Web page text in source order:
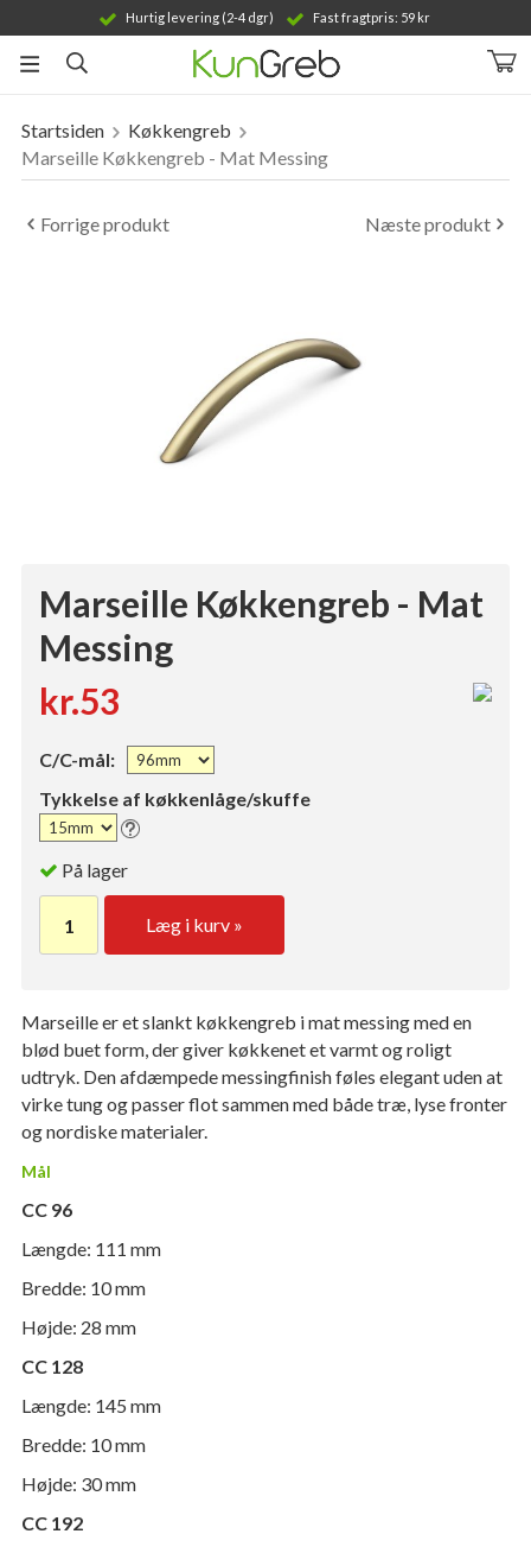
Hurtig levering (2-4 dgr) Fast fragtpris: 59 kr
Produktet er blevet tilføjet til din indkøbskurv
Startsiden
Køkkengreb
Marseille Køkkengreb - Mat Messing
Forrige produkt Næste produkt
Marseille Køkkengreb - Mat
Messing
kr.53
C/C-mål:
Tykkelse af køkkenlåge/skuffe
På lager
Læg i kurv »
Marseille er et slankt køkkengreb i mat messing med en
blød buet form, der giver køkkenet et varmt og roligt
udtryk. Den afdæmpede messingfinish føles elegant uden at
virke tung og passer flot sammen med både træ, lyse fronter
og nordiske materialer.
Mål
CC 96
Længde: 111 mm
Bredde: 10 mm
Højde: 28 mm
CC 128
Længde: 145 mm
Bredde: 10 mm
Højde: 30 mm
CC 192